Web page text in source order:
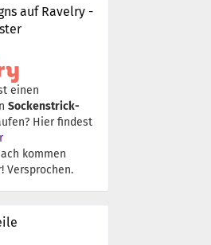
auf Ravelry -
einen
Sockenstrick-
Hier findest
kommen
Versprochen.